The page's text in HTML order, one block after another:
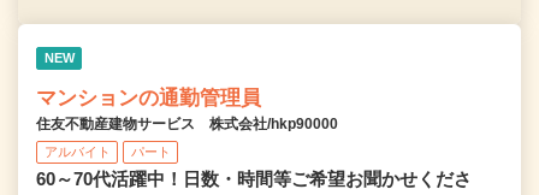
NEW
マンションの通勤管理員
住友不動産建物サービス 株式会社/hkp90000
アルバイト パート
60～70代活躍中！日数・時間等ご希望お聞かせくださ